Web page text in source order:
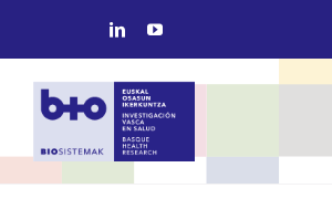
INICIO